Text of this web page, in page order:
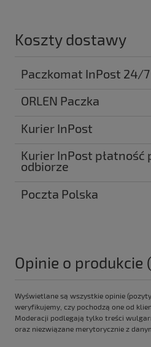
Koszty dostawy
Paczkomat InPost 24/7
ORLEN Paczka
Kurier InPost
Kurier InPost płatność
odbiorze
Poczta Polska
Opinie o produkcie
Wyświetlane są wszystkie opinie
weryfikujemy, czy pochodzą one od
Moderacji podlegają tylko treści
oraz niezwiązane merytorycznie z